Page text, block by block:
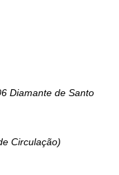
Diamante de Santo
Circulação)